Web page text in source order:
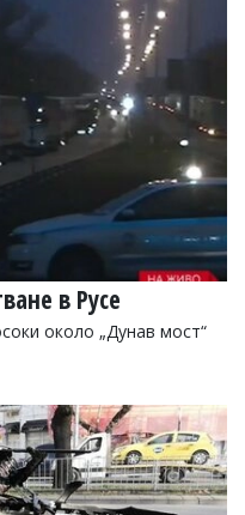
в Русе
около „Дунав мост“